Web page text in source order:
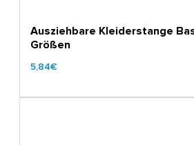
Ausziehbare Kleiderstange
Größen
5,84€